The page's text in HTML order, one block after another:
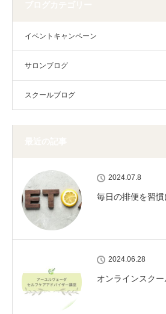
イベントキャンペーン
サロンブログ
スクールブログ
2024.07.8
毎日の排便を習慣
2024.06.28
オンラインスクー